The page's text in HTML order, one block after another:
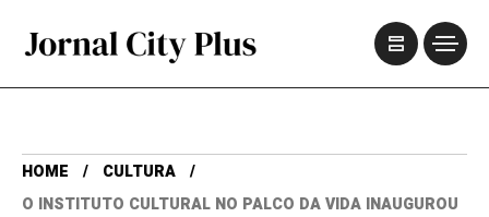
HOME
CULTURA
O INSTITUTO CULTURAL NO PALCO DA VIDA INAUGUROU